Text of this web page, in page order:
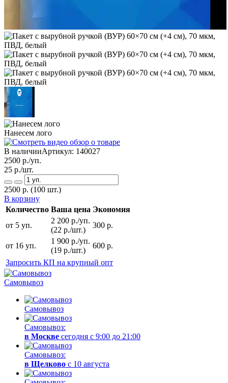
Нанесем лого
В наличииАртикул: 140027
2500 р./уп.
25 р./шт.
2500 р. (100 шт.)
В корзину
Количество Ваша цена Экономия
от 5 уп.
2 200 р./уп.
(22 р./шт.)
300 р.
от 16 уп.
1 900 р./уп.
(19 р./шт.)
600 р.
Запросить КП на крупный опт
Самовывоз
Самовывоз
Самовывоз:
в Москве сегодня с 9:00 до 21:00
Самовывоз:
в Щелково с 10 августа